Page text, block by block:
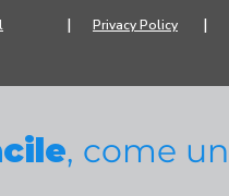
| Privacy Policy |
, come un